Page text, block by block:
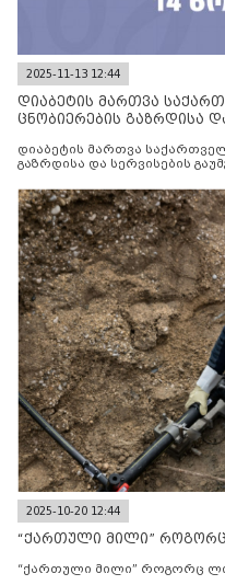
2025-11-13 12:44
დიაბეტის მართვა
ცნობიერების გაზრდისა
დიაბეტის მართვა
გაზრდისა და სერვისების
2025-10-20 12:44
“ქართული მილი”
“ქართული მილი” როგორც